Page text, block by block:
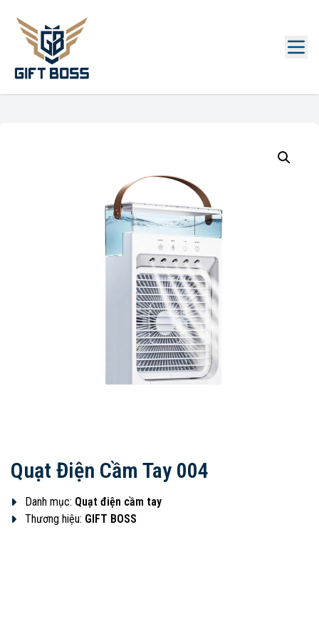
Quạt Điện Cầm Tay 004
Danh mục: Quạt điện cầm tay
Thương hiệu: GIFT BOSS